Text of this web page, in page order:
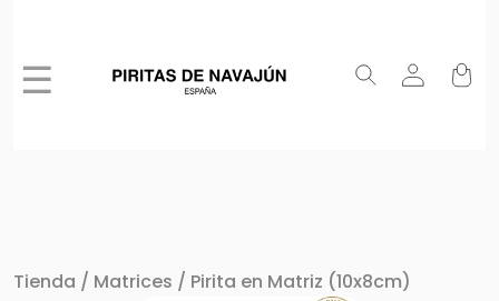
☰
Tienda / Matrices / Pirita en Matriz (10x8cm)